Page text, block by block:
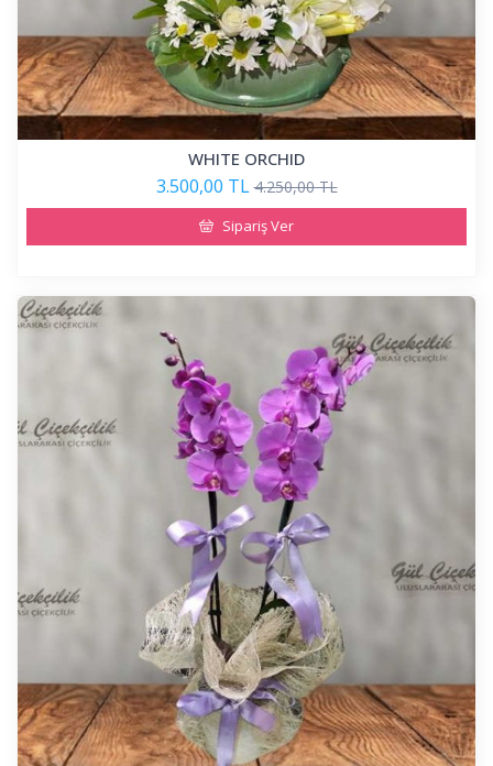
WHITE ORCHID
3.500,00 TL 4.250,00 TL
Sipariş Ver